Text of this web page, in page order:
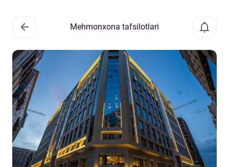
Mehmonxona tafsilotlari